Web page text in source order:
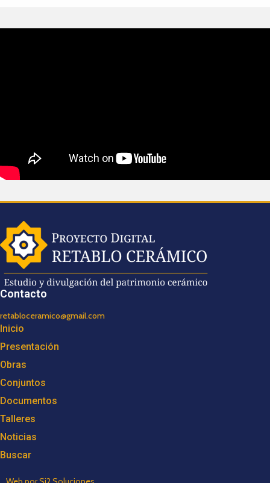
Contacto
retabloceramico@gmail.com
Inicio
Presentación
Obras
Conjuntos
Documentos
Talleres
Noticias
Buscar